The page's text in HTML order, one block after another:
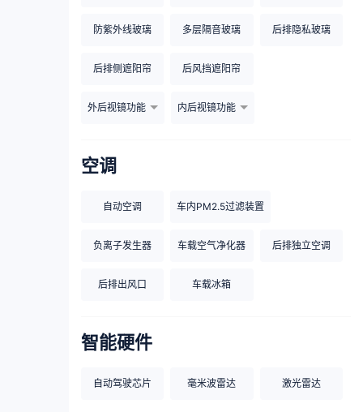
防紫外线玻璃 多层隔音玻璃 后排隐私玻璃
后排侧遮阳帘 后风挡遮阳帘
外后视镜功能 内后视镜功能
空调
自动空调 车内PM2.5过滤装置
负离子发生器 车载空气净化器 后排独立空调
后排出风口 车载冰箱
智能硬件
自动驾驶芯片 毫米波雷达 激光雷达